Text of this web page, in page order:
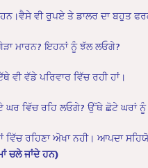
ਹਨ।ਵੈਸੇ ਵੀ ਰੁਪਏ ਤੇ ਡਾਲਰ ਦਾ ਬਹੁਤ
ਮਾਰਨ? ਇਹਨਾਂ ਨੂੰ ਝੱਲ ਲਓਗੇ?
ਵੀ ਵੱਡੇ ਪਰਿਵਾਰ ਵਿੱਚ ਰਹੀ ਹਾਂ।
ਘਰ ਵਿੱਚ ਰਹਿ ਲਓਗੇ? ਉੱਥੇ ਛੋਟੇ ਘਰਾਂ
ਵਿੱਚ ਰਹਿਣਾ ਅੋਖਾ ਨਹੀ। ਆਪਦਾ
ਚਲੇ ਜਾਂਦੇ ਹਨ)